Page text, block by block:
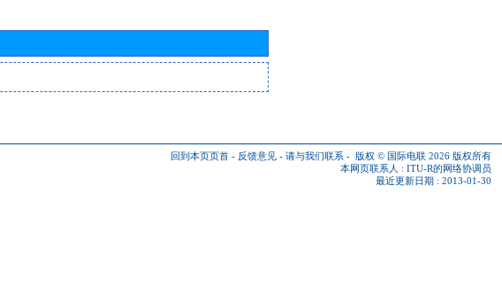
回到本页页首 - 反馈意见 - 请与我们联系 - 版权 © 国际电联 2026 版权所有
本网页联系人 : ITU-R的网络协调员
最近更新日期 : 2013-01-30